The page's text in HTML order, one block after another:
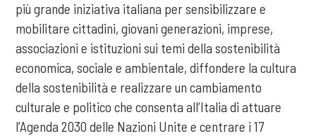
più grande iniziativa italiana per sensibilizzare e
mobilitare cittadini, giovani generazioni, imprese,
associazioni e istituzioni sui temi della sostenibilità
economica, sociale e ambientale, diffondere la cultura
della sostenibilità e realizzare un cambiamento
culturale e politico che consenta all’Italia di attuare
l’Agenda 2030 delle Nazioni Unite e centrare i 17